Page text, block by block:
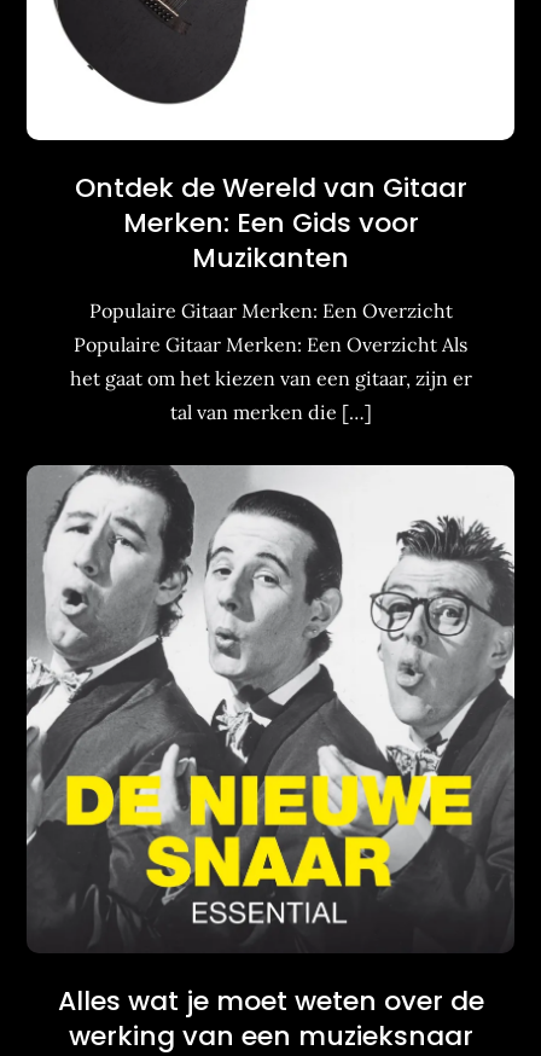
Ontdek de Wereld van Gitaar
Merken: Een Gids voor
Muzikanten
Populaire Gitaar Merken: Een Overzicht
Populaire Gitaar Merken: Een Overzicht Als
het gaat om het kiezen van een gitaar, zijn er
tal van merken die […]
Alles wat je moet weten over de
werking van een muzieksnaar